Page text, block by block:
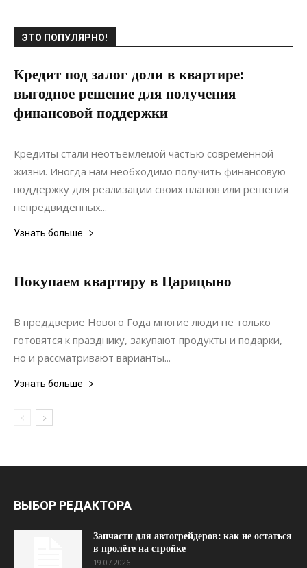
ЭТО ПОПУЛЯРНО!
Кредит под залог доли в квартире:
выгодное решение для получения
финансовой поддержки
06.07.2022
Кредиты стали неотъемлемой частью современной
жизни. Иногда нам необходимо получить финансовую
поддержку для реализации своих планов или решения
непредвиденных...
Узнать больше
Покупаем квартиру в Царицыно
11.07.2017
В преддверие Нового Года многие люди не только
готовятся к празднику, закупают продукты и подарки,
но и рассматривают варианты...
Узнать больше
ВЫБОР РЕДАКТОРА
Запчасти для автогрейдеров: как не остаться
в пролёте на стройке
19.07.2026